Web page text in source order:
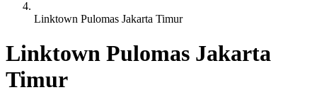
Linktown Pulomas Jakarta Timur
Linktown Pulomas Jakarta
Timur